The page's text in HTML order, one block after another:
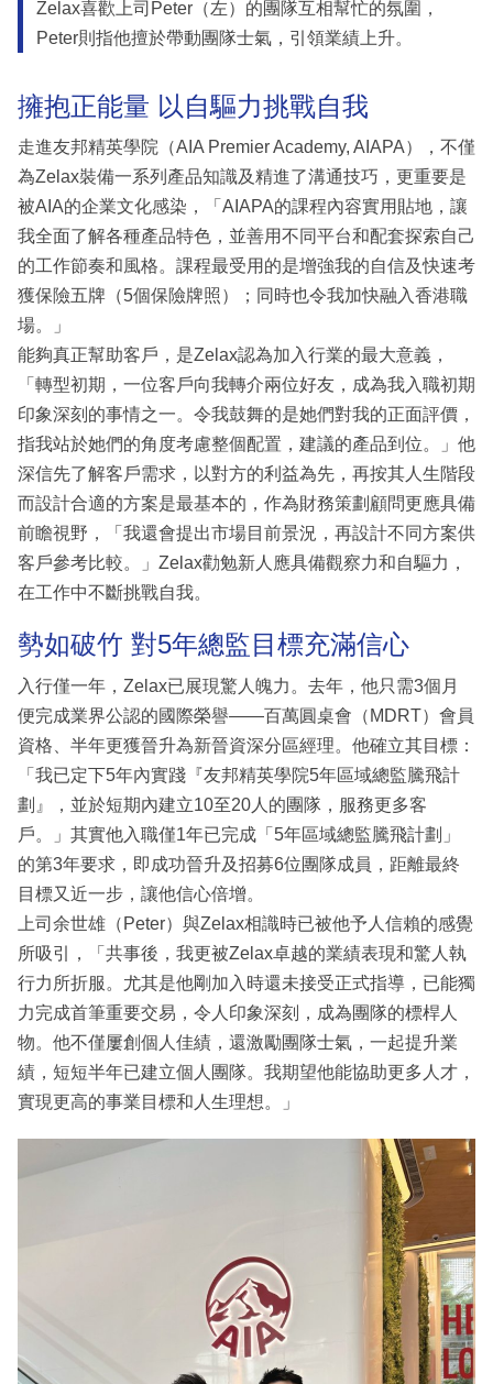
Zelax喜歡上司Peter（左）的團隊互相幫忙的氛圍，
Peter則指他擅於帶動團隊士氣，引領業績上升。
擁抱正能量 以自驅力挑戰自我
走進友邦精英學院（AIA Premier Academy, AIAPA），不僅
為Zelax裝備一系列產品知識及精進了溝通技巧，更重要是
被AIA的企業文化感染，「AIAPA的課程內容實用貼地，讓
我全面了解各種產品特色，並善用不同平台和配套探索自己
的工作節奏和風格。課程最受用的是增強我的自信及快速考
獲保險五牌（5個保險牌照）；同時也令我加快融入香港職
場。」
能夠真正幫助客戶，是Zelax認為加入行業的最大意義，
「轉型初期，一位客戶向我轉介兩位好友，成為我入職初期
印象深刻的事情之一。令我鼓舞的是她們對我的正面評價，
指我站於她們的角度考慮整個配置，建議的產品到位。」他
深信先了解客戶需求，以對方的利益為先，再按其人生階段
而設計合適的方案是最基本的，作為財務策劃顧問更應具備
前瞻視野，「我還會提出市場目前景況，再設計不同方案供
客戶參考比較。」Zelax勸勉新人應具備觀察力和自驅力，
在工作中不斷挑戰自我。
勢如破竹 對5年總監目標充滿信心
入行僅一年，Zelax已展現驚人魄力。去年，他只需3個月
便完成業界公認的國際榮譽——百萬圓桌會（MDRT）會員
資格、半年更獲晉升為新晉資深分區經理。他確立其目標：
「我已定下5年內實踐『友邦精英學院5年區域總監騰飛計
劃』，並於短期內建立10至20人的團隊，服務更多客
戶。」其實他入職僅1年已完成「5年區域總監騰飛計劃」
的第3年要求，即成功晉升及招募6位團隊成員，距離最終
目標又近一步，讓他信心倍增。
上司余世雄（Peter）與Zelax相識時已被他予人信賴的感覺
所吸引，「共事後，我更被Zelax卓越的業績表現和驚人執
行力所折服。尤其是他剛加入時還未接受正式指導，已能獨
力完成首筆重要交易，令人印象深刻，成為團隊的標桿人
物。他不僅屢創個人佳績，還激勵團隊士氣，一起提升業
績，短短半年已建立個人團隊。我期望他能協助更多人才，
實現更高的事業目標和人生理想。」